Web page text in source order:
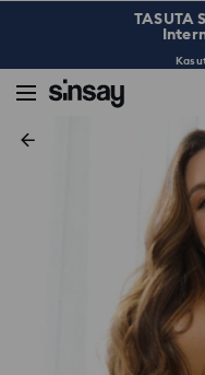
TASUTA